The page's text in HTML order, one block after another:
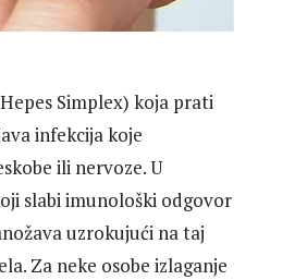
Simplex) koja prati
infekcija koje
ili nervoze. U
slabi imunološki odgovor
uzrokujući na taj
Za neke osobe izlaganje